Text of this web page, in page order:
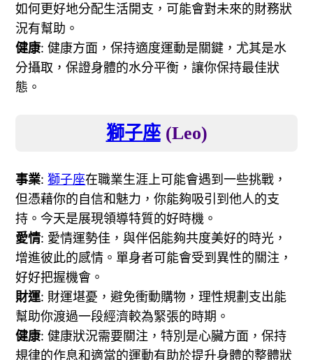
如何更好地分配生活開支，可能會對未來的財務狀
況有幫助。
健康: 健康方面，保持適度運動是關鍵，尤其是水
分攝取，保證身體的水分平衡，讓你保持最佳狀
態。
獅子座(Leo)
事業:獅子座在職業生涯上可能會遇到一些挑戰，
但憑藉你的自信和魅力，你能夠吸引到他人的支
持。今天是展現領導特質的好時機。
愛情: 愛情運勢佳，與伴侶能夠共度美好的時光，
增進彼此的感情。單身者可能會受到異性的關注，
好好把握機會。
財運: 財運堪憂，避免衝動購物，理性規劃支出能
幫助你渡過一段經濟較為緊張的時期。
健康: 健康狀況需要關注，特別是心臟方面，保持
規律的作息和適當的運動有助於提升身體的整體狀